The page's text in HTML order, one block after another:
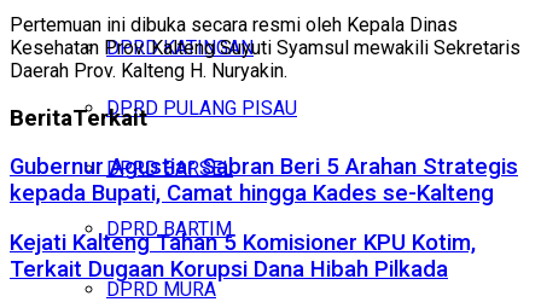
DPRD KATINGAN
DPRD PULANG PISAU
DPRD BARSEL
DPRD BARTIM
DPRD MURA
Pertemuan ini dibuka secara resmi oleh Kepala Dinas
Kesehatan Prov. Kalteng Suyuti Syamsul mewakili Sekretaris
Daerah Prov. Kalteng H. Nuryakin.
BeritaTerkait
Gubernur Agustiar Sabran Beri 5 Arahan Strategis
kepada Bupati, Camat hingga Kades se-Kalteng
Kejati Kalteng Tahan 5 Komisioner KPU Kotim,
Terkait Dugaan Korupsi Dana Hibah Pilkada